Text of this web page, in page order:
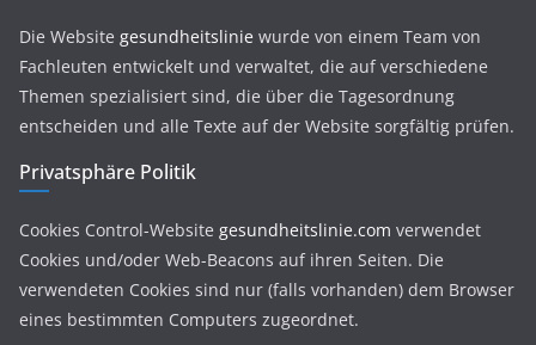
Die Website gesundheitslinie wurde von einem Team von
Fachleuten entwickelt und verwaltet, die auf verschiedene
Themen spezialisiert sind, die über die Tagesordnung
entscheiden und alle Texte auf der Website sorgfältig prüfen.
Privatsphäre Politik
Cookies Control-Website gesundheitslinie.com verwendet
Cookies und/oder Web-Beacons auf ihren Seiten. Die
verwendeten Cookies sind nur (falls vorhanden) dem Browser
eines bestimmten Computers zugeordnet.